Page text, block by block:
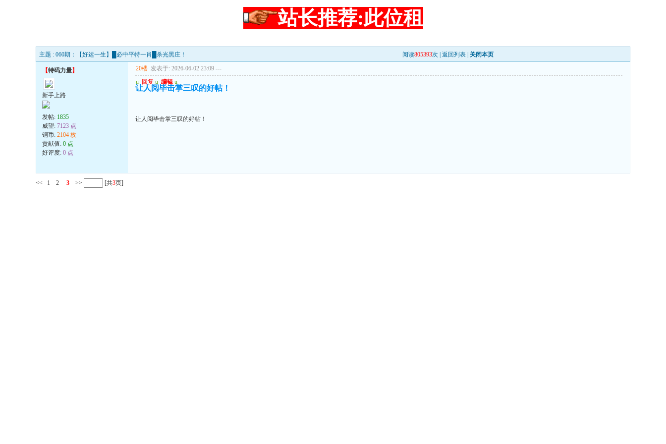
站长推荐:此位租
主题 : 060期：【好运一生】█必中平特一肖█杀光黑庄！ 阅读805393次 | 返回列表 关闭本页
【特码力量】
新手上路
发帖: 1835
威望: 7123 点
铜币: 2104 枚
贡献值: 0 点
好评度: 0 点
20楼 发表于: 2026-06-02 23:09 ---
u 回复 u 编辑 u
让人阅毕击掌三叹的好帖！
让人阅毕击掌三叹的好帖！
<< 1 2 3 >> [共3页]